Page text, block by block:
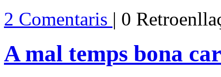
2 Comentaris | 0
A mal temps bona